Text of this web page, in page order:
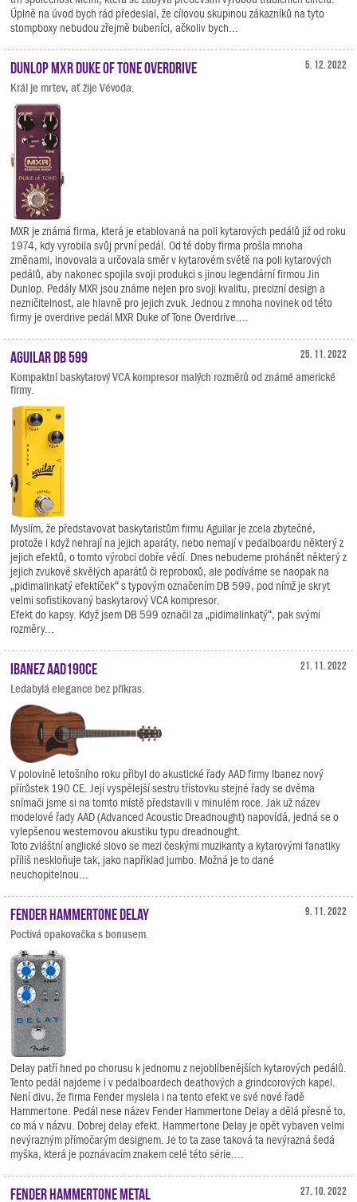
Úplně na úvod bych rád předeslal, že cílovou skupinou zákazníků na tyto
stompboxy nebudou zřejmě bubeníci, ačkoliv bych...
5. 12. 2022
Dunlop MXR Duke of Tone Overdrive
Král je mrtev, ať žije Vévoda.
MXR je známá firma, která je etablovaná na poli kytarových pedálů již od roku
1974, kdy vyrobila svůj první pedál. Od té doby firma prošla mnoha
změnami, inovovala a určovala směr v kytarovém světě na poli kytarových
pedálů, aby nakonec spojila svoji produkci s jinou legendární firmou Jin
Dunlop. Pedály MXR jsou známe nejen pro svoji kvalitu, precizní design a
nezničitelnost, ale hlavně pro jejich zvuk. Jednou z mnoha novinek od této
firmy je overdrive pedál MXR Duke of Tone Overdrive....
25. 11. 2022
Aguilar DB 599
Kompaktní baskytarový VCA kompresor malých rozměrů od známé americké
firmy.
Myslím, že představovat baskytaristům firmu Aguilar je zcela zbytečné,
protože i když nehrají na jejich aparáty, nebo nemají v pedalboardu některý z
jejich efektů, o tomto výrobci dobře vědí. Dnes nebudeme prohánět některý z
jejich zvukově skvělých aparátů či reproboxů, ale podíváme se naopak na
„pidimalinkatý efektíček“ s typovým označením DB 599, pod nímž je skryt
velmi sofistikovaný baskytarový VCA kompresor.
Efekt do kapsy. Když jsem DB 599 označil za „pidimalinkatý“, pak svými
rozměry...
21. 11. 2022
Ibanez AAD190CE
Ledabylá elegance bez příkras.
V polovině letošního roku přibyl do akustické řady AAD firmy Ibanez nový
přírůstek 190 CE. Její vyspělejší sestru třístovku stejné řady se dvěma
snímači jsme si na tomto místě představili v minulém roce. Jak už název
modelové řady AAD (Advanced Acoustic Dreadnought) napovídá, jedná se o
vylepšenou westernovou akustiku typu dreadnought.
Toto zvláštní anglické slovo se mezi českými muzikanty a kytarovými fanatiky
příliš neskloňuje tak, jako například jumbo. Možná je to dané
neuchopitelnou...
9. 11. 2022
Fender Hammertone Delay
Poctivá opakovačka s bonusem.
Delay patří hned po chorusu k jednomu z nejoblíbenějších kytarových pedálů.
Tento pedál najdeme i v pedalboardech deathových a grindcorových kapel.
Není divu, že firma Fender myslela i na tento efekt ve své nové řadě
Hammertone. Pedál nese název Fender Hammertone Delay a dělá přesně to,
co má v názvu. Dobrej delay efekt. Hammertone Delay je opět vybaven velmi
nevýrazným přímočarým designem. Je to ta zase taková ta nevýrazná šedá
myška, která je poznávacím znakem celé této série....
27. 10. 2022
Fender Hammertone Metal